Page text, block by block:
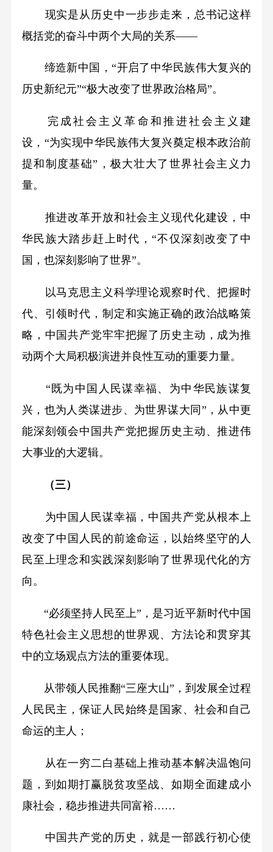
现实是从历史中一步步走来，总书记这样
概括党的奋斗中两个大局的关系——
缔造新中国，“开启了中华民族伟大复兴的
历史新纪元”“极大改变了世界政治格局”。
完成社会主义革命和推进社会主义建
设，“为实现中华民族伟大复兴奠定根本政治前
提和制度基础”，极大壮大了世界社会主义力
量。
推进改革开放和社会主义现代化建设，中
华民族大踏步赶上时代，“不仅深刻改变了中
国，也深刻影响了世界”。
以马克思主义科学理论观察时代、把握时
代、引领时代，制定和实施正确的政治战略策
略，中国共产党牢牢把握了历史主动，成为推
动两个大局积极演进并良性互动的重要力量。
“既为中国人民谋幸福、为中华民族谋复
兴，也为人类谋进步、为世界谋大同”，从中更
能深刻领会中国共产党把握历史主动、推进伟
大事业的大逻辑。
（三）
为中国人民谋幸福，中国共产党从根本上
改变了中国人民的前途命运，以始终坚守的人
民至上理念和实践深刻影响了世界现代化的方
向。
“必须坚持人民至上”，是习近平新时代中国
特色社会主义思想的世界观、方法论和贯穿其
中的立场观点方法的重要体现。
从带领人民推翻“三座大山”，到发展全过程
人民民主，保证人民始终是国家、社会和自己
命运的主人；
从在一穷二白基础上推动基本解决温饱问
题，到如期打赢脱贫攻坚战、如期全面建成小
康社会，稳步推进共同富裕……
中国共产党的历史，就是一部践行初心使